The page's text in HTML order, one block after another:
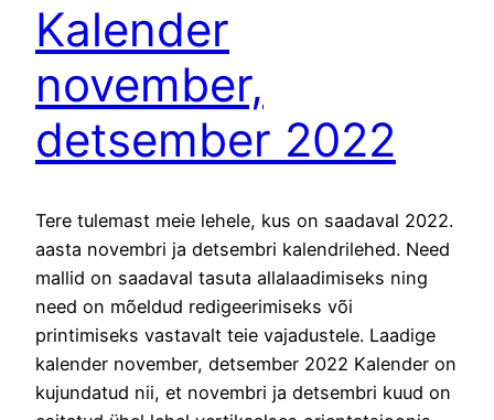
Kalender
november,
detsember 2022
Tere tulemast meie lehele, kus on saadaval 2022.
aasta novembri ja detsembri kalendrilehed. Need
mallid on saadaval tasuta allalaadimiseks ning
need on mõeldud redigeerimiseks või
printimiseks vastavalt teie vajadustele. Laadige
kalender november, detsember 2022 Kalender on
kujundatud nii, et novembri ja detsembri kuud on